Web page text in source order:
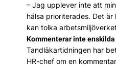
– Jag upplever inte att
hälsa prioriterades. Det
kan tolka
Kommenterar inte
Tandläkartidningen har
HR-chef om en